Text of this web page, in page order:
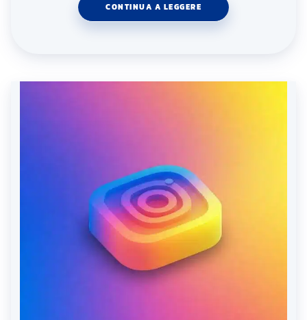
CONTINUA A LEGGERE